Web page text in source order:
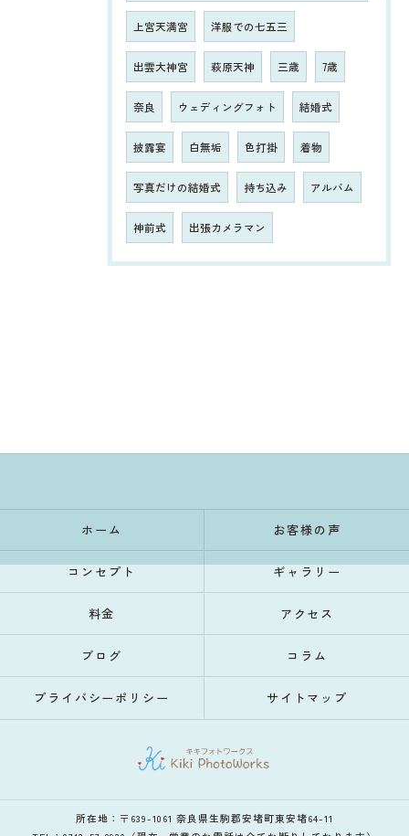
上宮天満宮 洋服での七五三
出雲大神宮 萩原天神 三歳 7歳
奈良 ウェディングフォト 結婚式
披露宴 白無垢 色打掛 着物
写真だけの結婚式 持ち込み アルバム
神前式 出張カメラマン
ホーム お客様の声
コンセプト ギャラリー
料金 アクセス
ブログ コラム
プライバシーポリシー サイトマップ
所在地：〒639-1061 奈良県生駒郡安堵町東安堵64-11